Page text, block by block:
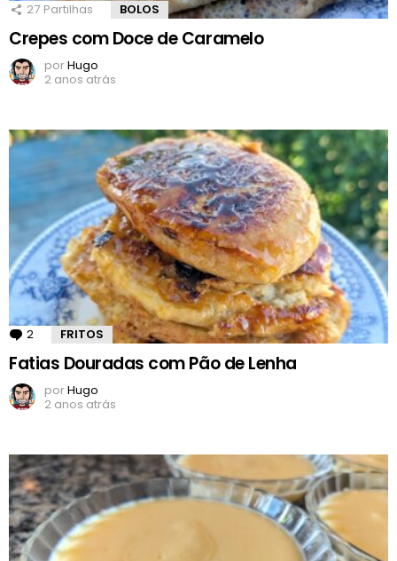
27 Partilhas BOLOS
Crepes com Doce de Caramelo
porHugo
2 anos atrás
2 Comentários
FRITOS
Fatias Douradas com Pão de Lenha
porHugo
2 anos atrás